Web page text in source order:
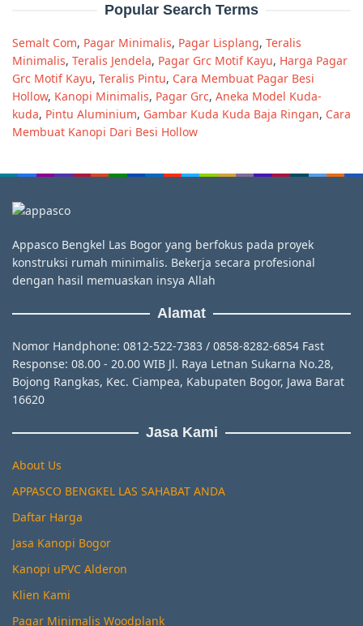
Popular Search Terms
Semalt Com, Pagar Minimalis, Pagar Lisplang, Teralis
Minimalis, Teralis Jendela, Pagar Grc Motif Kayu, Harga Pagar
Grc Motif Kayu, Teralis Pintu, Cara Membuat Pagar Besi
Hollow, Kanopi Minimalis, Pagar Grc, Aneka Model Kuda-
kuda, Pintu Aluminium, Gambar Kuda Kuda Baja Ringan, Cara
Membuat Kanopi Dari Besi Hollow
Appasco Bengkel Las Bogor yang berfokus pada proyek
konstruksi rumah minimalis. Bekerja secara profesional
dengan hasil memuaskan insya Allah
Alamat
Nomor Handphone: 0812-522-7383 / 0858-8282-6854 Fast
Response: 08.00 - 20.00 WIB Jl. Raya Letnan Sukarna No.28,
Bojong Rangkas, Kec. Ciampea, Kabupaten Bogor, Jawa Barat
16620
Jasa Kami
About Us
APPASCO BENGKEL LAS SAHABAT ANDA
Daftar Harga
Jasa Kanopi Bogor
Kanopi uPVC Alderon
Klien Kami
Pagar Minimalis Woodplank